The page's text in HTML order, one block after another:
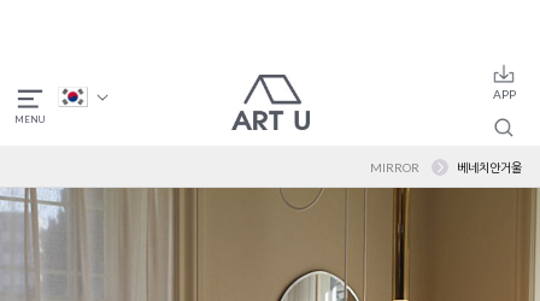
MIRROR 베네치안거울